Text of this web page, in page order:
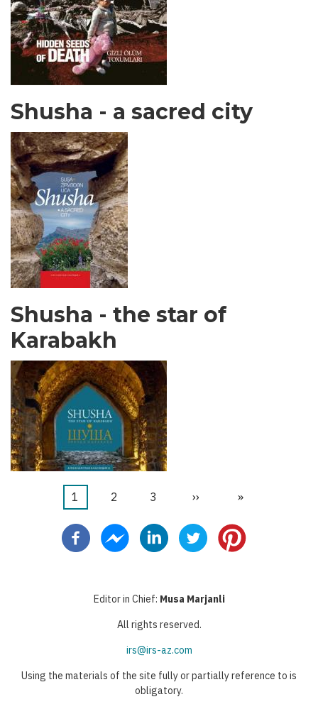
Shusha - a sacred city
Shusha - the star of
Karabakh
Paginación
Página
1 Página
2 Página
3
Siguiente
››
Última
»
Editor in Chief: Musa Marjanli
All rights reserved.
irs@irs-az.com
Using the materials of the site fully or partially reference to is
obligatory.